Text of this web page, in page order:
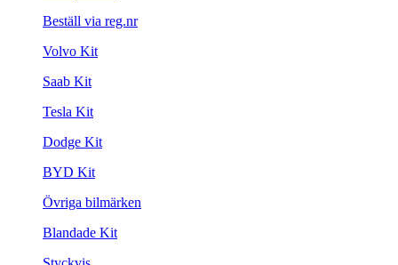
Beställ via reg.nr
Volvo Kit
Saab Kit
Tesla Kit
Dodge Kit
BYD Kit
Övriga bilmärken
Blandade Kit